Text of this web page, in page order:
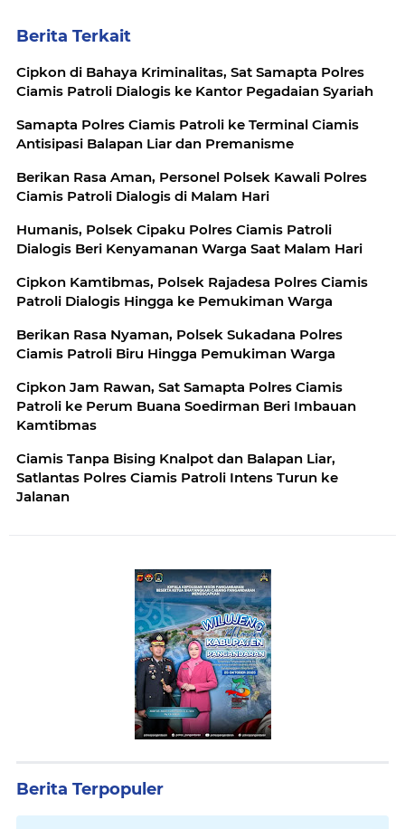
Berita Terkait
Cipkon di Bahaya Kriminalitas, Sat Samapta Polres
Ciamis Patroli Dialogis ke Kantor Pegadaian Syariah
Samapta Polres Ciamis Patroli ke Terminal Ciamis
Antisipasi Balapan Liar dan Premanisme
Berikan Rasa Aman, Personel Polsek Kawali Polres
Ciamis Patroli Dialogis di Malam Hari
Humanis, Polsek Cipaku Polres Ciamis Patroli
Dialogis Beri Kenyamanan Warga Saat Malam Hari
Cipkon Kamtibmas, Polsek Rajadesa Polres Ciamis
Patroli Dialogis Hingga ke Pemukiman Warga
Berikan Rasa Nyaman, Polsek Sukadana Polres
Ciamis Patroli Biru Hingga Pemukiman Warga
Cipkon Jam Rawan, Sat Samapta Polres Ciamis
Patroli ke Perum Buana Soedirman Beri Imbauan
Kamtibmas
Ciamis Tanpa Bising Knalpot dan Balapan Liar,
Satlantas Polres Ciamis Patroli Intens Turun ke
Jalanan
Berita Terpopuler